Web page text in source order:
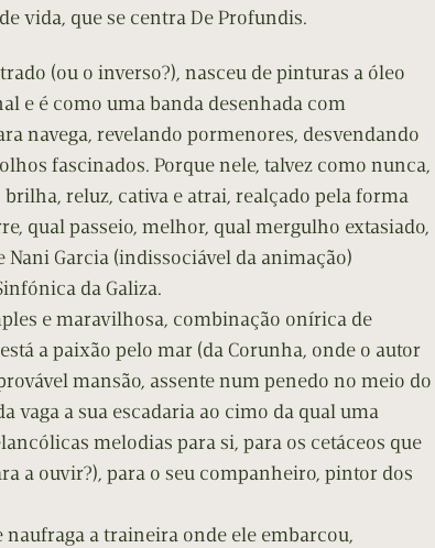
Doação de Edições
vida, que se centra De Profundis.
(ou o inverso?), nasceu de pinturas a óleo
e é como uma banda desenhada com
navega, revelando pormenores, desvendando
fascinados. Porque nele, talvez como nunca,
reluz, cativa e atrai, realçado pela forma
qual passeio, melhor, qual mergulho extasiado,
Garcia (indissociável da animação)
da Galiza.
e maravilhosa, combinação onírica de
a paixão pelo mar (da Corunha, onde o autor
mansão, assente num penedo no meio do
vaga a sua escadaria ao cimo da qual uma
melodias para si, para os cetáceos que
a ouvir?), para o seu companheiro, pintor dos
naufraga a traineira onde ele embarcou,